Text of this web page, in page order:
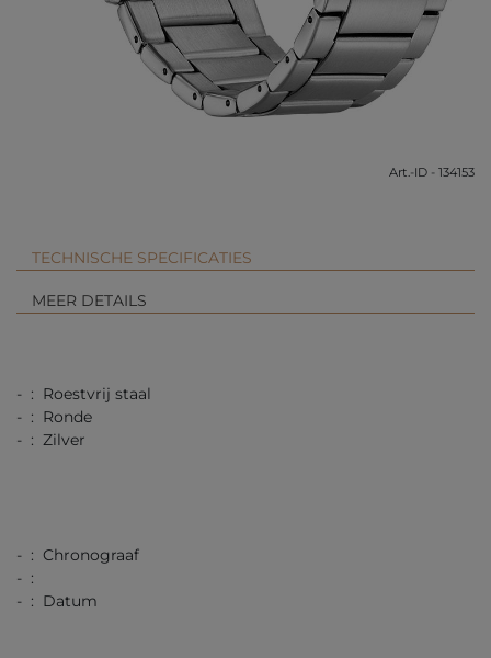
Art.-ID - 134153
TECHNISCHE SPECIFICATIES
MEER DETAILS
- : Roestvrij staal
- : Ronde
- : Zilver
- : Chronograaf
- :
- : Datum